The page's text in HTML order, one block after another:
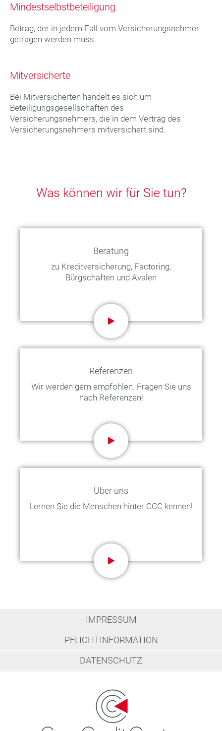
Mindestselbstbeteiligung
Betrag, der in jedem Fall vom Versicherungsnehmer
getragen werden muss.
Mitversicherte
Bei Mitversicherten handelt es sich um
Beteiligungsgesellschaften des
Versicherungsnehmers, die in dem Vertrag des
Versicherungsnehmers mitversichert sind.
Was können wir für Sie tun?
Beratung
zu Kreditversicherung, Factoring,
Bürgschaften und Avalen
Referenzen
Wir werden gern empfohlen. Fragen Sie uns
nach Referenzen!
Über uns
Lernen Sie die Menschen hinter CCC kennen!
IMPRESSUM
PFLICHTINFORMATION
DATENSCHUTZ